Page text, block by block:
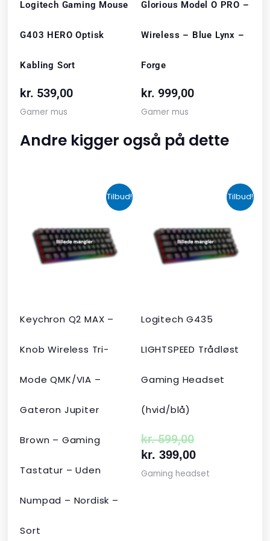
Logitech Gaming Mouse
G403 HERO Optisk
Kabling Sort
kr. 539,00
Gamer mus
Glorious Model O PRO –
Wireless – Blue Lynx –
Forge
kr. 999,00
Gamer mus
Andre kigger også på dette
Tilbud!
Keychron Q2 MAX –
Knob Wireless Tri-
Mode QMK/VIA –
Gateron Jupiter
Brown – Gaming
Tastatur – Uden
Numpad – Nordisk –
Sort
oprindelige
pris
var:
kr. 2.190,00.
Den
aktuelle
pris
er:
kr. 1.465,00.
Tilbud!
Logitech G435
LIGHTSPEED Trådløst
Gaming Headset
(hvid/blå)
kr.599,00
oprindelige
pris
var:
kr. 599,00.
kr. 399,00
aktuelle
pris
er:
kr. 399,00.
Gaming headset